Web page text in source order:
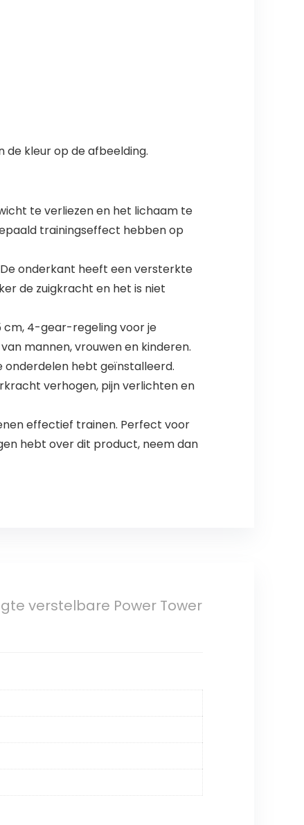
kleur op de afbeelding.
te verliezen en het lichaam te
trainingseffect hebben op
onderkant heeft een versterkte
de zuigkracht en het is niet
cm, 4-gear-regeling voor je
mannen, vrouwen en kinderen.
onderdelen hebt geïnstalleerd.
verhogen, pijn verlichten en
effectief trainen. Perfect voor
hebt over dit product, neem dan
verstelbare Power Tower